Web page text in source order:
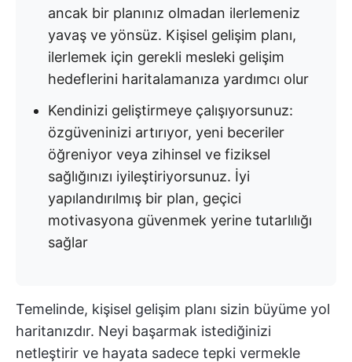
ancak bir planınız olmadan ilerlemeniz
yavaş ve yönsüz. Kişisel gelişim planı,
ilerlemek için gerekli mesleki gelişim
hedeflerini haritalamanıza yardımcı olur
Kendinizi geliştirmeye çalışıyorsunuz:
özgüveninizi artırıyor, yeni beceriler
öğreniyor veya zihinsel ve fiziksel
sağlığınızı iyileştiriyorsunuz. İyi
yapılandırılmış bir plan, geçici
motivasyona güvenmek yerine tutarlılığı
sağlar
Temelinde, kişisel gelişim planı sizin büyüme yol
haritanızdır. Neyi başarmak istediğinizi
netleştirir ve hayata sadece tepki vermekle